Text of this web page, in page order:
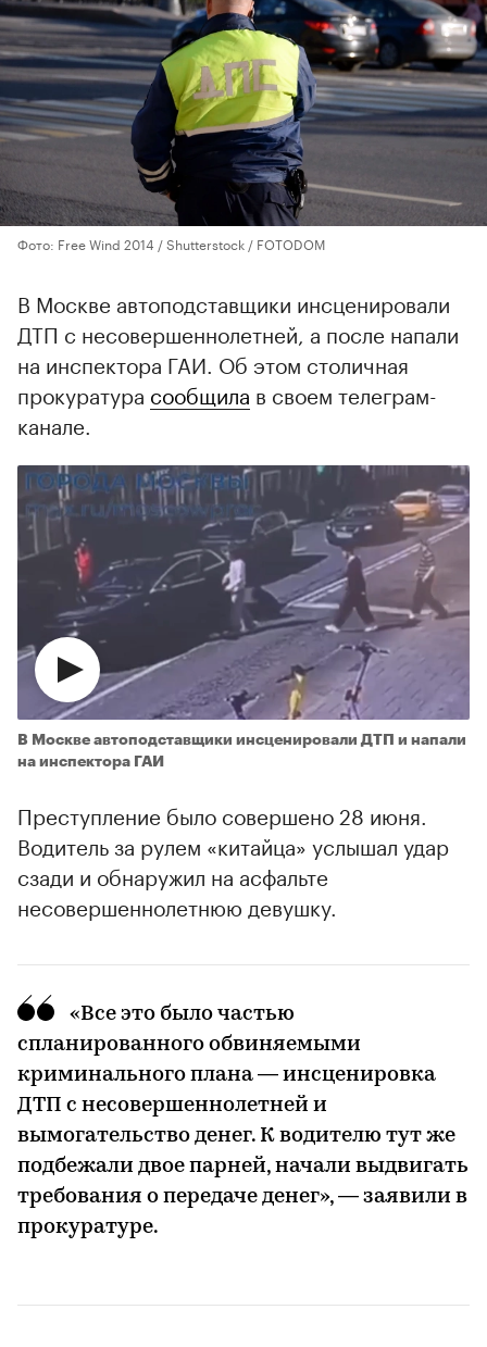
Фото: Free Wind 2014 / Shutterstock / FOTODOM
В Москве автоподставщики инсценировали
ДТП с несовершеннолетней, а после напали
на инспектора ГАИ. Об этом столичная
прокуратура сообщила в своем телеграм-
канале.
В Москве автоподставщики инсценировали ДТП и напали
на инспектора ГАИ
Преступление было совершено 28 июня.
Водитель за рулем «китайца» услышал удар
сзади и обнаружил на асфальте
несовершеннолетнюю девушку.
«Все это было частью
спланированного обвиняемыми
криминального плана — инсценировка
ДТП с несовершеннолетней и
вымогательство денег. К водителю тут же
подбежали двое парней, начали выдвигать
требования о передаче денег», — заявили в
прокуратуре.